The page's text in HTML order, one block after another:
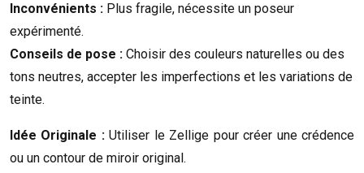
Inconvénients : Plus fragile, nécessite un poseur
expérimenté.
Conseils de pose : Choisir des couleurs naturelles ou des
tons neutres, accepter les imperfections et les variations de
teinte.
Idée Originale :Utiliser le Zellige pour créer une crédence
ou un contour de miroir original.